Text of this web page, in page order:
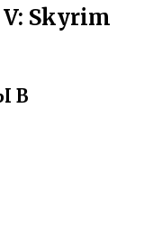
Skyrim
В